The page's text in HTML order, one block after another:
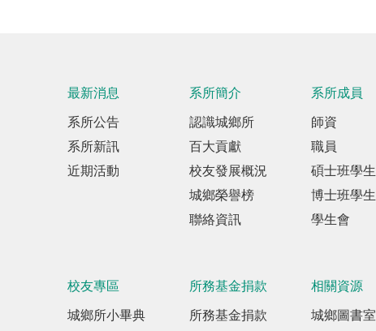
最新消息
系所公告
系所新訊
近期活動
系所簡介
認識城鄉所
百大貢獻
校友發展概況
城鄉榮譽榜
聯絡資訊
系所成員
師資
職員
碩士班學生
博士班學生
學生會
校友專區
城鄉所小畢典
所務基金捐款
所務基金捐款
相關資源
城鄉圖書室